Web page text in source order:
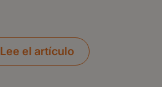
Lee el artículo